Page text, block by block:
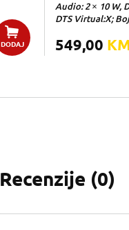
DODAJ
Audio: 2 × 10 W,
DTS Virtual:X;
549,00
Recenzije (0)